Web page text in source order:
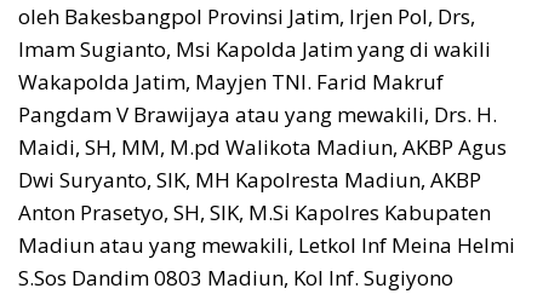
oleh Bakesbangpol Provinsi Jatim, Irjen Pol, Drs,
Imam Sugianto, Msi Kapolda Jatim yang di wakili
Wakapolda Jatim, Mayjen TNI. Farid Makruf
Pangdam V Brawijaya atau yang mewakili, Drs. H.
Maidi, SH, MM, M.pd Walikota Madiun, AKBP Agus
Dwi Suryanto, SIK, MH Kapolresta Madiun, AKBP
Anton Prasetyo, SH, SIK, M.Si Kapolres Kabupaten
Madiun atau yang mewakili, Letkol Inf Meina Helmi
S.Sos Dandim 0803 Madiun, Kol Inf. Sugiyono